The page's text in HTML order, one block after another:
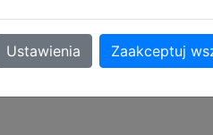
Ustawienia Zaakceptuj